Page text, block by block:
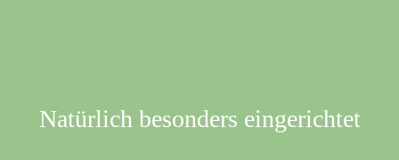
Natürlich besonders eingerichtet